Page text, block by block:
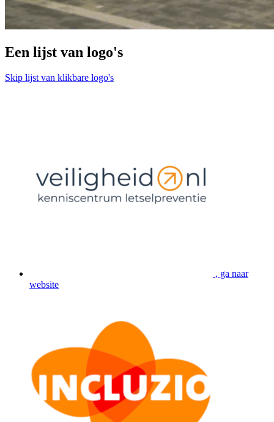
Een lijst van logo's
Skip lijst van klikbare logo's
, ga naar
website